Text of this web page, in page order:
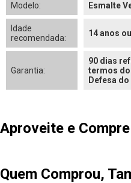
Modelo: Esmalte
Idade
recomendada:
14 anos
Garantia:
90 dias
termos
Defesa
Aproveite e
Quem Comprou,